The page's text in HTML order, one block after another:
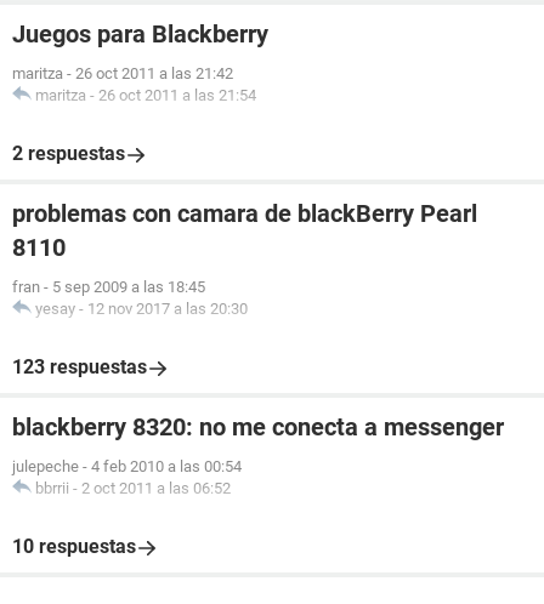
Juegos para Blackberry
maritza - 26 oct 2011 a las 21:42
maritza - 26 oct 2011 a las 21:54
2 respuestas
problemas con camara de blackBerry Pearl
8110
fran - 5 sep 2009 a las 18:45
yesay - 12 nov 2017 a las 20:30
123 respuestas
blackberry 8320: no me conecta a messenger
julepeche - 4 feb 2010 a las 00:54
bbrrii - 2 oct 2011 a las 06:52
10 respuestas